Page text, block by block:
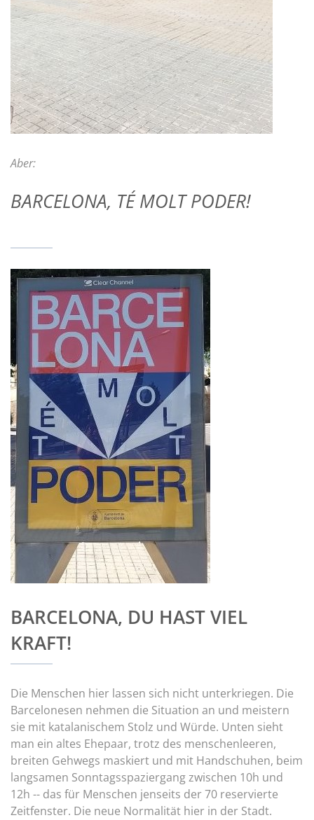
Aber:
BARCELONA, TÉ MOLT PODER!
BARCELONA, DU HAST VIEL
KRAFT!
Die Menschen hier lassen sich nicht unterkriegen. Die
Barcelonesen nehmen die Situation an und meistern
sie mit katalanischem Stolz und Würde. Unten sieht
man ein altes Ehepaar, trotz des menschenleeren,
breiten Gehwegs maskiert und mit Handschuhen, beim
langsamen Sonntagsspaziergang zwischen 10h und
12h -- das für Menschen jenseits der 70 reservierte
Zeitfenster. Die neue Normalität hier in der Stadt.